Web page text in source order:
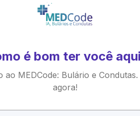
é bom ter você
ao MEDCode: Bulário e Condutas.
agora!